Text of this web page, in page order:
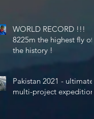
WORLD RECORD !!!
8225m the highest fly of
the history !
Pakistan 2021 - ultimate
multi-project expedition